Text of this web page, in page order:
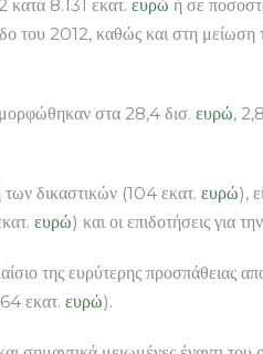
κατά 8.131 εκατ. ευρώ ή σε
του 2012, καθώς και στη
στα 28,4 δισ. ευρώ,
των δικαστικών (104 εκατ. ευρώ),
ευρώ) και οι επιδοτήσεις για
της ευρύτερης
εκατ. ευρώ).